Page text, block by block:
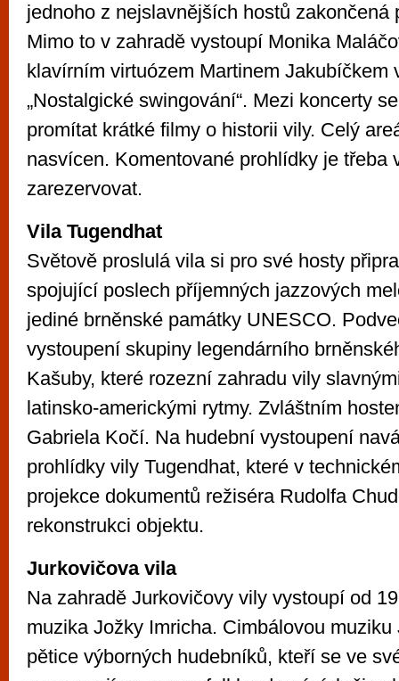
jednoho z nejslavnějších hostů zakončená
Mimo to v zahradě vystoupí Monika
klavírním virtuózem Martinem Jakubíčkem
„Nostalgické swingování“. Mezi koncerty
promítat krátké filmy o historii vily. Celý
nasvícen. Komentované prohlídky je třeba
zarezervovat.
Vila Tugendhat
Světově proslulá vila si pro své hosty
spojující poslech příjemných jazzových
jediné brněnské památky UNESCO.
vystoupení skupiny legendárního
Kašuby, které rozezní zahradu vily
latinsko-americkými rytmy. Zvláštním
Gabriela Kočí. Na hudební vystoupení
prohlídky vily Tugendhat, které v
projekce dokumentů režiséra Rudolfa
rekonstrukci objektu.
Jurkovičova vila
Na zahradě Jurkovičovy vily vystoupí od
muzika Jožky Imricha. Cimbálovou
pětice výborných hudebníků, kteří se ve